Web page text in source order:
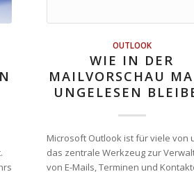
OUTLOOK
WIE IN DER
MAILVORSCHAU
UNGELESEN
Microsoft Outlook ist für viele von
das zentrale Werkzeug zur
von E-Mails, Terminen und